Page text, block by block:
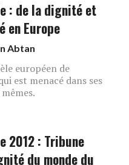
: de la dignité et
en Europe
Abtan
européen de
est menacé dans ses
2012 : Tribune
du monde du